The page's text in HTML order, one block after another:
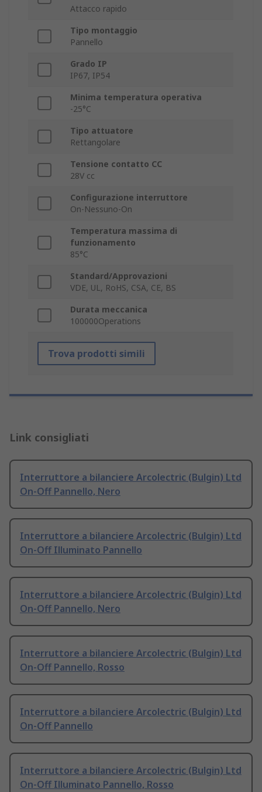
Attacco rapido
Tipo montaggio
Pannello
Grado IP
IP67, IP54
Minima temperatura operativa
-25°C
Tipo attuatore
Rettangolare
Tensione contatto CC
28V cc
Configurazione interruttore
On-Nessuno-On
Temperatura massima di
funzionamento
85°C
Standard/Approvazioni
VDE, UL, RoHS, CSA, CE, BS
Durata meccanica
100000Operations
Trova prodotti simili
Link consigliati
Interruttore a bilanciere Arcolectric (Bulgin) Ltd
On-Off Pannello, Nero
Interruttore a bilanciere Arcolectric (Bulgin) Ltd
On-Off Illuminato Pannello
Interruttore a bilanciere Arcolectric (Bulgin) Ltd
On-Off Pannello, Nero
Interruttore a bilanciere Arcolectric (Bulgin) Ltd
On-Off Pannello, Rosso
Interruttore a bilanciere Arcolectric (Bulgin) Ltd
On-Off Pannello
Interruttore a bilanciere Arcolectric (Bulgin) Ltd
On-Off Illuminato Pannello, Rosso